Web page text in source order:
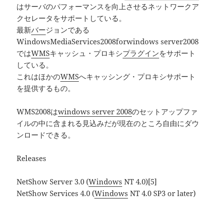
はサーバのパフォーマンスを向上させるネットワークア
クセレータをサポートしている。
最新バージョンである
WindowsMediaServices2008forwindows server2008
ではWMSキャッシュ・プロキシプラグインをサポート
している。
これはほかのWMSへキャッシング・プロキシサポート
を提供するもの。
WMS2008はwindows server 2008のセットアップファ
イルの中に含まれる見込みだが現在のところ自由にダウ
ンロードできる。
Releases
NetShow Server 3.0 (Windows NT 4.0)[5]
NetShow Services 4.0 (Windows NT 4.0 SP3 or later)